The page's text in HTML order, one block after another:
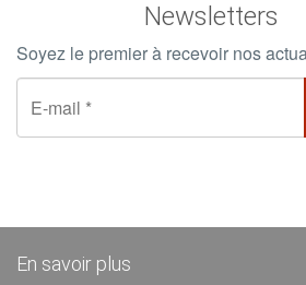
Newsletters
Soyez le premier à recevoir nos
En savoir plus